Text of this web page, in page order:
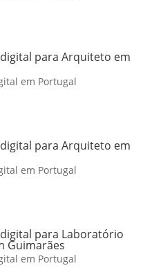
para Arquiteto em
em Portugal
para Arquiteto em
em Portugal
para Laboratório
Guimarães
em Portugal